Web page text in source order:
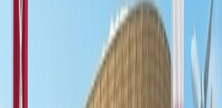
¿Tap Airlines tiene un programa de viajero frecuente?
¿TAP Airlines tiene una programa de viajero frecuente?
Los tipos de estados de programación de la aerolínea:
Los beneficios de programación de lealtad de TAP
TAP Miles&Go Silver:
TAP Miles&Go Gold
TAP Miles&Go Navigator
¿Como remedir las millas de TAP Airlines?